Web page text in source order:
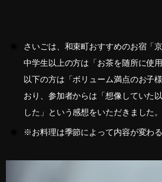
さいごは、和束町おすすめのお宿「
中学生以上の方は「お茶を随所に使
以下の方は「ボリューム満点のお子
おり、参加者からは「想像していた
した」という感想をいただきました。
※お料理は季節によって内容が変わる